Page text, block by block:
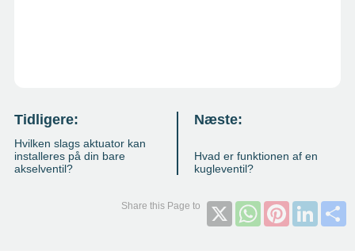
Tidligere:
Hvilken slags aktuator kan
installeres på din bare
akselventil?
Næste:
Hvad er funktionen af ​​en
kugleventil?
X WhatsAppPinterest